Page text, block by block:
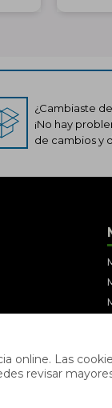
online. Las
revisar
¿Cambiaste
¡No hay
de cambios y